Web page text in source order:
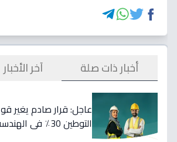
أخبار ذات صلة آخر الأخبار
عاجل: قرار صادم يغير